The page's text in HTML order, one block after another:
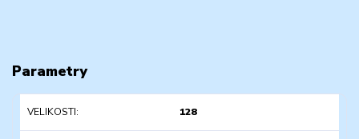
Parametry
VELIKOSTI 128